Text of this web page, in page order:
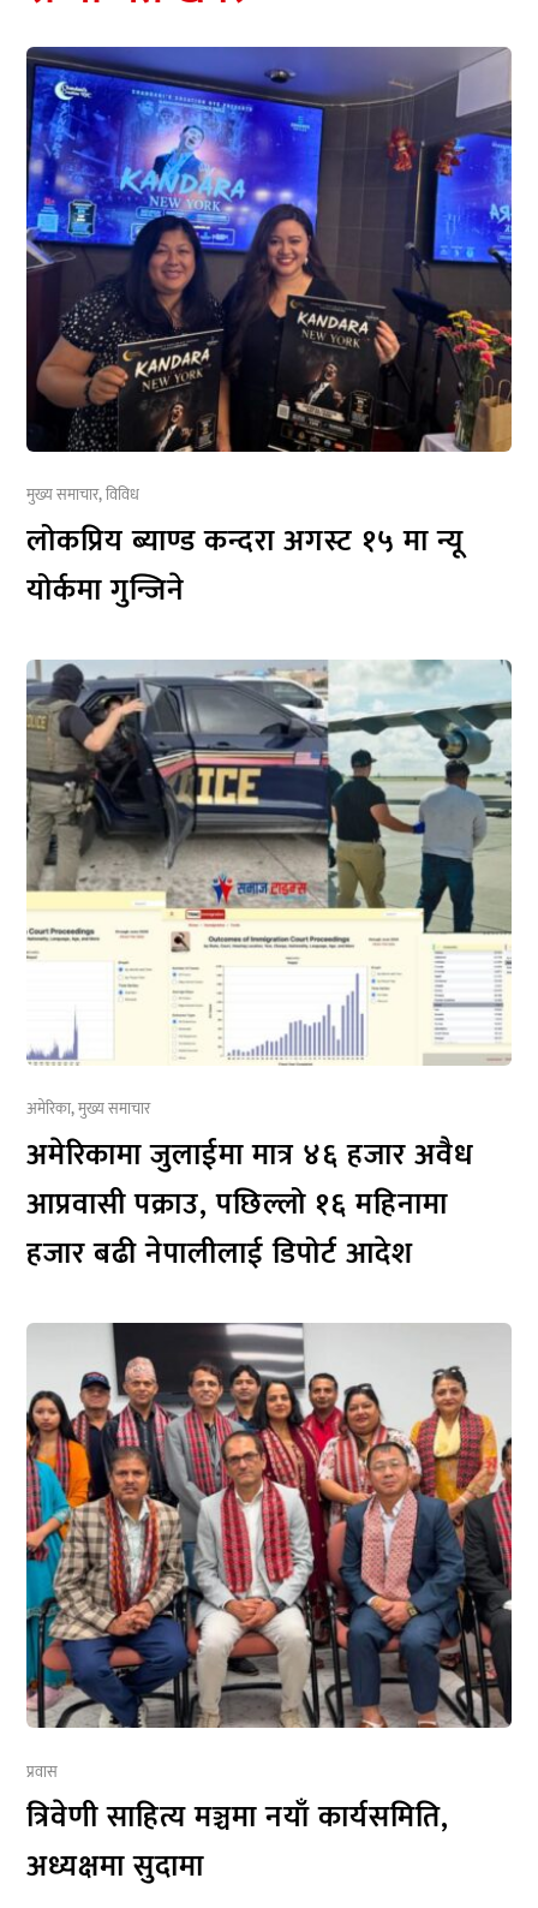
मुख्य समाचार,विविध
लोकप्रिय ब्याण्ड कन्दरा अगस्ट १५ मा न्यू
योर्कमा गुन्जिने
अमेरिका,मुख्य समाचार
अमेरिकामा जुलाईमा मात्र ४६ हजार अवैध
आप्रवासी पक्राउ, पछिल्लो १६ महिनामा
हजार बढी नेपालीलाई डिपोर्ट आदेश
प्रवास
त्रिवेणी साहित्य मञ्चमा नयाँ कार्यसमिति,
अध्यक्षमा सुदामा